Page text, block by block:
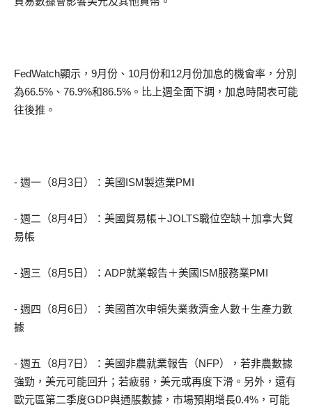
FedWatch顯示，9月份、10月份和12月份加息的機會率，分別
為66.5%、76.9%和86.5%。比上週全面下調，加息時間表可能
往後推。
- 週一（8月3日）：美國ISM製造業PMI
- 週二（8月4日）：美國貿易帳＋JOLTS職位空缺＋加拿大貿
易帳
- 週三（8月5日）：ADP就業報告＋美國ISM服務業PMI
- 週四（8月6日）：美國首次申領失業救濟金人數＋生產力數
據
- 週五（8月7日）：美國非農就業報告（NFP），若非農數據
強勁，美元可能回升；若疲弱，美元或再度下滑。另外，還有
歐元區第二季度GDP與通脹數據，市場預期增長0.4%，可能